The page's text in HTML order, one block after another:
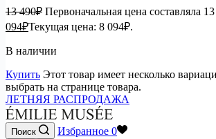
13 490₽ Первоначальная цена составляла
094₽Текущая цена: 8 094₽.
В наличии
Купить Этот товар имеет несколько
выбрать на странице товара.
ЛЕТНЯЯ РАСПРОДАЖА
Поиск Избранное 0